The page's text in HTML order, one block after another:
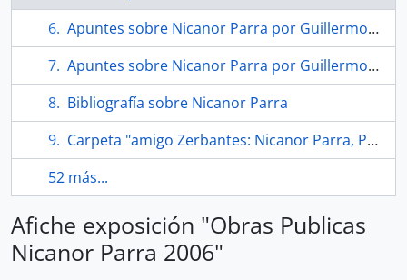
Apuntes sobre Nicanor Parra por Guillermo García
Apuntes sobre Nicanor Parra por Guillermo García
Bibliografía sobre Nicanor Parra
Carpeta "amigo Zerbantes: Nicanor Parra, Premio Cervantes. Antipoemas, artefcatos & algo +"
52 más...
Afiche exposición "Obras Publicas
Nicanor Parra 2006"